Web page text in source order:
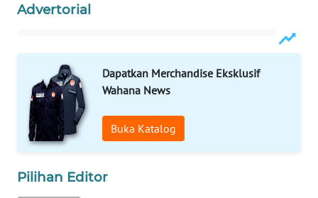
Advertorial
Dapatkan Merchandise Eksklusif
Wahana News
Buka Katalog
Pilihan Editor
WAHANANEWS
CO ID
WAHANANEWS
NET
SPORT